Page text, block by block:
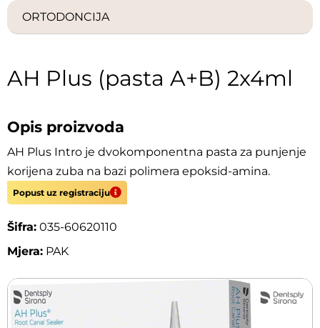
ORTODONCIJA
AH Plus (pasta A+B) 2x4ml
Opis proizvoda
AH Plus Intro je dvokomponentna pasta za punjenje
korijena zuba na bazi polimera epoksid-amina.
Popust uz registraciju
Šifra: 035-60620110
Mjera: PAK